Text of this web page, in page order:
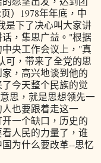
）1978年年底，中
是下了决心叫大家讲
，集思广益。"根据
央工作会议上，"真
可，带来了全党的思
，高兴地谈到他的
今天整个民族的觉
思，就是思想领先一
也要跟着走这一
一个缺口，历史的
人民的力量了，谁
为什么要改革--思忆